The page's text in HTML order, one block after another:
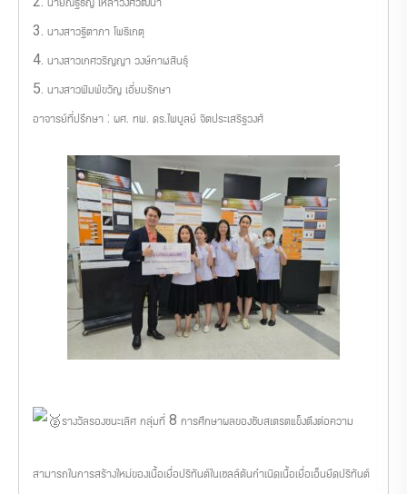
3. นางสาวฐิตาภา โพธิเกตุ
4. นางสาวเกศวริญญา วงษ์กาฬสินธุ์
5. นางสาวพิมพ์ขวัญ เอี่ยมรักษา
อาจารย์ที่ปรึกษา : ผศ. ทพ. ดร.ไพบูลย์ จิตประเสริฐวงศ์
รางวัลรองชนะเลิศ กลุ่มที่ 8 การศึกษาผลของซับสเตรตแข็งตึงต่อความ
สามารถในการสร้างใหม่ของเนื้อเยื่อปริทันต์ในเซลล์ต้นกำเนิดเนื้อเยื่อเอ็นยึดปริทันต์